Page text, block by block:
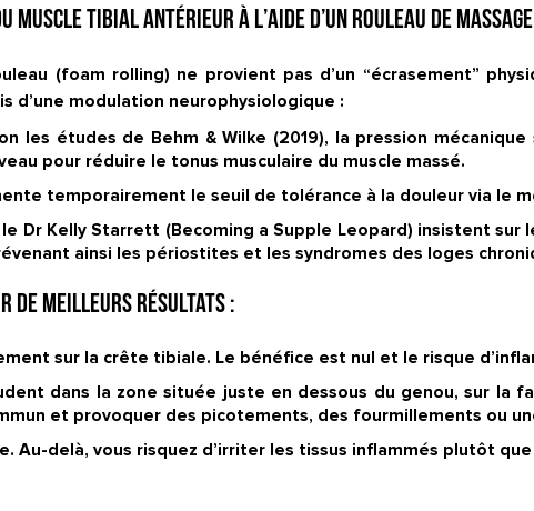
muscle tibial antérieur à l’aide d’un rouleau de
(foam rolling) ne provient pas d’un “écrasement”
d’une modulation neurophysiologique :
les études de Behm & Wilke (2019), la pression
pour réduire le tonus musculaire du muscle massé.
temporairement le seuil de tolérance à la douleur via le
Dr Kelly Starrett (Becoming a Supple Leopard) insistent sur
ainsi les périostites et les syndromes des loges
de meilleurs résultats :
sur la crête tibiale. Le bénéfice est nul et le risque
dans la zone située juste en dessous du genou, sur la
et provoquer des picotements, des fourmillements ou
Au-delà, vous risquez d’irriter les tissus inflammés plutôt